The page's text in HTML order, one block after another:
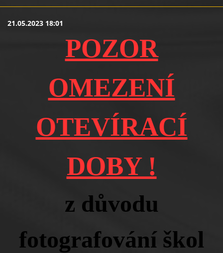
21.05.2023 18:01
POZOR
OMEZENÍ
OTEVÍRACÍ
DOBY !
z důvodu
fotografování škol